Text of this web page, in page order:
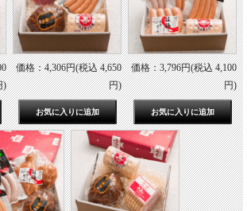
)
価格：4,306円(税込 4,650
円)
価格：3,796円(税込 4,100
円)